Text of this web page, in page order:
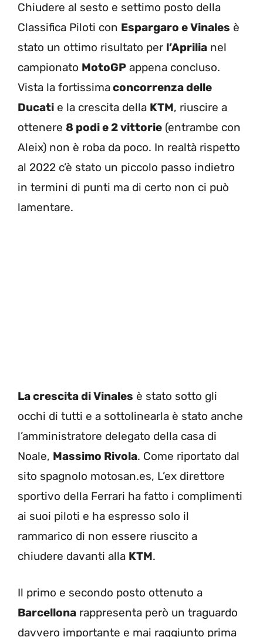
Chiudere al sesto e settimo posto della
Classifica Piloti con Espargaro e Vinales è
stato un ottimo risultato per l’Aprilia nel
campionato MotoGP appena concluso.
Vista la fortissimaconcorrenza delle
Ducati e la crescita della KTM, riuscire a
ottenere 8 podi e 2 vittorie (entrambe con
Aleix) non è roba da poco. In realtà rispetto
al 2022 c’è stato un piccolo passo indietro
in termini di punti ma di certo non ci può
lamentare.
La crescita di Vinales è stato sotto gli
occhi di tutti e a sottolinearla è stato anche
l’amministratore delegato della casa di
Noale, Massimo Rivola. Come riportato dal
sito spagnolo motosan.es, L’ex direttore
sportivo della Ferrari ha fatto i complimenti
ai suoi piloti e ha espresso solo il
rammarico di non essere riuscito a
chiudere davanti alla KTM.
Il primo e secondo posto ottenuto a
Barcellona rappresenta però un traguardo
davvero importante e mai raggiunto prima